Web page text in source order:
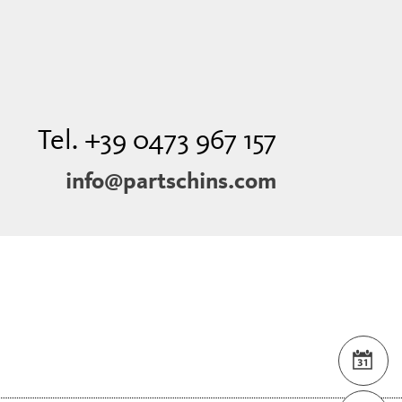
Tel. +39 0473 967 157
info@partschins.com